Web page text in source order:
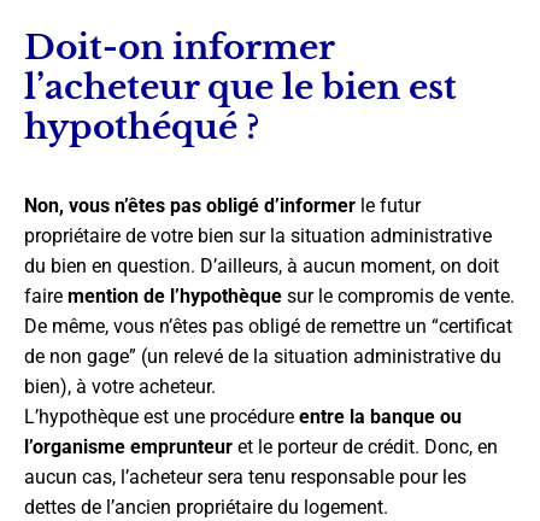
Doit-on informer
l’acheteur que le bien est
hypothéqué ?
Non, vous n’êtes pas obligé d’informer le futur
propriétaire de votre bien sur la situation administrative
du bien en question. D’ailleurs, à aucun moment, on doit
faire mention de l’hypothèque sur le compromis de vente.
De même, vous n’êtes pas obligé de remettre un “certificat
de non gage” (un relevé de la situation administrative du
bien), à votre acheteur.
L’hypothèque est une procédure entre la banque ou
l’organisme emprunteur et le porteur de crédit. Donc, en
aucun cas, l’acheteur sera tenu responsable pour les
dettes de l’ancien propriétaire du logement.